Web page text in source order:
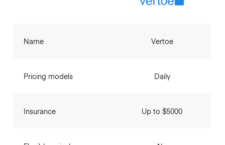
Name
Pricing models
Insurance
Vertoe
Daily
Up to $5000